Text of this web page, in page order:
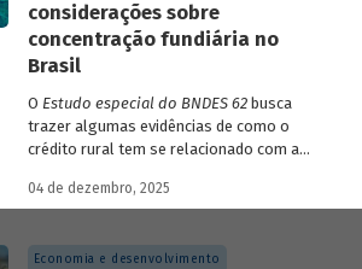
considerações sobre
concentração fundiária no
Brasil
O Estudo especial do BNDES 62busca
trazer algumas evidências de como o
crédito rural tem se relacionado com a
papel desempenhado pelo BNDES.
04 de dezembro, 2025
Economia e desenvolvimento